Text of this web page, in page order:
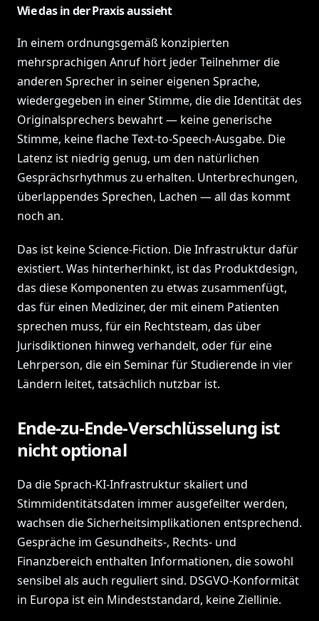
Wie das in der Praxis aussieht
In einem ordnungsgemäß konzipierten
mehrsprachigen Anruf hört jeder Teilnehmer die
anderen Sprecher in seiner eigenen Sprache,
wiedergegeben in einer Stimme, die die Identität des
Originalsprechers bewahrt — keine generische
Stimme, keine flache Text-to-Speech-Ausgabe. Die
Latenz ist niedrig genug, um den natürlichen
Gesprächsrhythmus zu erhalten. Unterbrechungen,
überlappendes Sprechen, Lachen — all das kommt
noch an.
Das ist keine Science-Fiction. Die Infrastruktur dafür
existiert. Was hinterherhinkt, ist das Produktdesign,
das diese Komponenten zu etwas zusammenfügt,
das für einen Mediziner, der mit einem Patienten
sprechen muss, für ein Rechtsteam, das über
Jurisdiktionen hinweg verhandelt, oder für eine
Lehrperson, die ein Seminar für Studierende in vier
Ländern leitet, tatsächlich nutzbar ist.
Ende-zu-Ende-Verschlüsselung ist
nicht optional
Da die Sprach-KI-Infrastruktur skaliert und
Stimmidentitätsdaten immer ausgefeilter werden,
wachsen die Sicherheitsimplikationen entsprechend.
Gespräche im Gesundheits-, Rechts- und
Finanzbereich enthalten Informationen, die sowohl
sensibel als auch reguliert sind. DSGVO-Konformität
in Europa ist ein Mindeststandard, keine Ziellinie.